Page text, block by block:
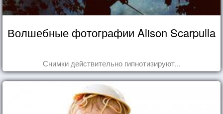
Волшебные фотографии Alison Scarpulla
Снимки действительно гипнотизируют...